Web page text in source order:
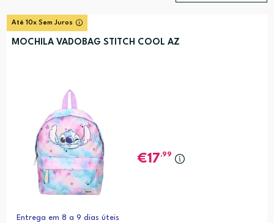
Até 10x Sem Juros
MOCHILA VADOBAG STITCH COOL AZ
17,99
Entrega em 8 a 9 dias úteis